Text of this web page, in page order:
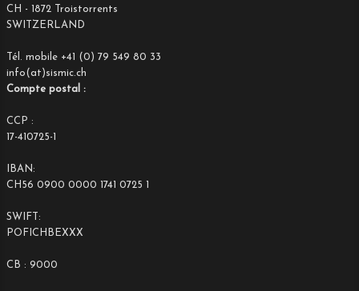
CH - 1872 Troistorrents
SWITZERLAND
Tél. mobile +41 (0) 79 549 80 33
info(at)sismic.ch
Compte postal :
CCP :
17-410725-1
IBAN:
CH56 0900 0000 1741 0725 1
SWIFT:
POFICHBEXXX
CB : 9000